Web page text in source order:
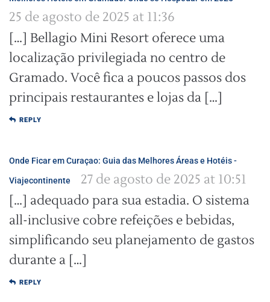
25 de agosto de 2025 at 11:36
[…] Bellagio Mini Resort oferece uma
localização privilegiada no centro de
Gramado. Você fica a poucos passos dos
principais restaurantes e lojas da […]
REPLY
Onde Ficar em Curaçao: Guia das Melhores Áreas e Hotéis -
Viajecontinente
27 de agosto de 2025 at 10:51
[…] adequado para sua estadia. O sistema
all-inclusive cobre refeições e bebidas,
simplificando seu planejamento de gastos
durante a […]
REPLY